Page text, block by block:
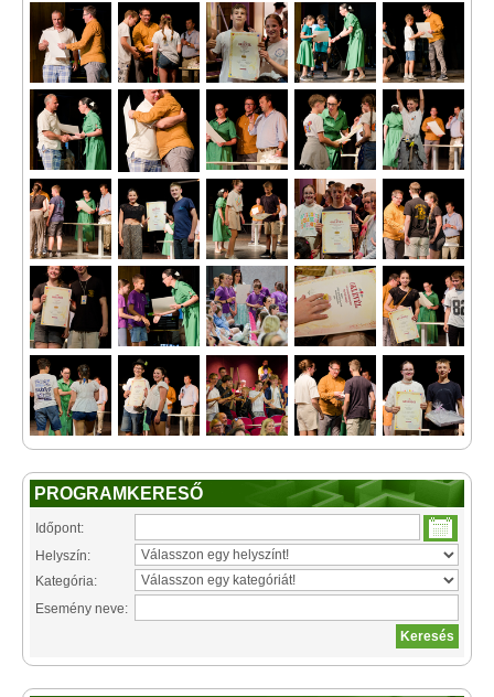
PROGRAMKERESŐ
Időpont:
Helyszín:
Kategória:
Esemény neve: